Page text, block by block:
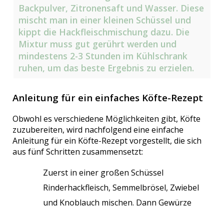
Backpulver, Zitronensaft und Wasser. Diese
mischt man in einer kleinen Schüssel und
kippt die Hackfleischmischung dazu. Die
Mixtur muss gut gerührt werden und
mindestens 2-3 Stunden im Kühlschrank
ruhen, um das beste Ergebnis zu erzielen.
Anleitung für ein einfaches Köfte-Rezept
Obwohl es verschiedene Möglichkeiten gibt, Köfte
zuzubereiten, wird nachfolgend eine einfache
Anleitung für ein Köfte-Rezept vorgestellt, die sich
aus fünf Schritten zusammensetzt:
Zuerst in einer großen Schüssel
Rinderhackfleisch, Semmelbrösel, Zwiebel
und Knoblauch mischen. Dann Gewürze